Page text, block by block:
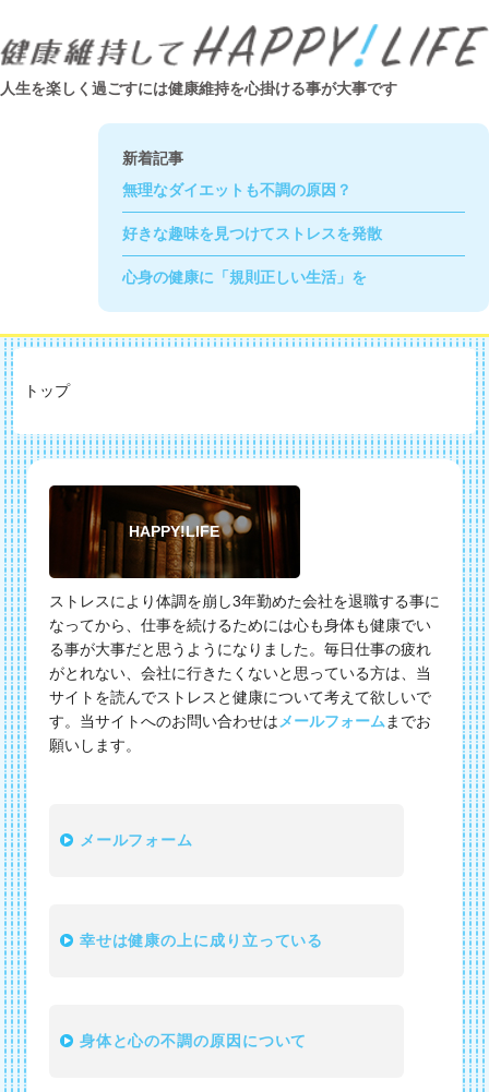
人生を楽しく過ごすには健康維持を心掛ける事が大事です
新着記事
無理なダイエットも不調の原因？
好きな趣味を見つけてストレスを発散
心身の健康に「規則正しい生活」を
トップ
HAPPY!LIFE
ストレスにより体調を崩し3年勤めた会社を退職する事に
なってから、仕事を続けるためには心も身体も健康でい
る事が大事だと思うようになりました。毎日仕事の疲れ
がとれない、会社に行きたくないと思っている方は、当
サイトを読んでストレスと健康について考えて欲しいで
す。当サイトへのお問い合わせは メールフォーム までお
願いします。
メールフォーム
幸せは健康の上に成り立っている
身体と心の不調の原因について